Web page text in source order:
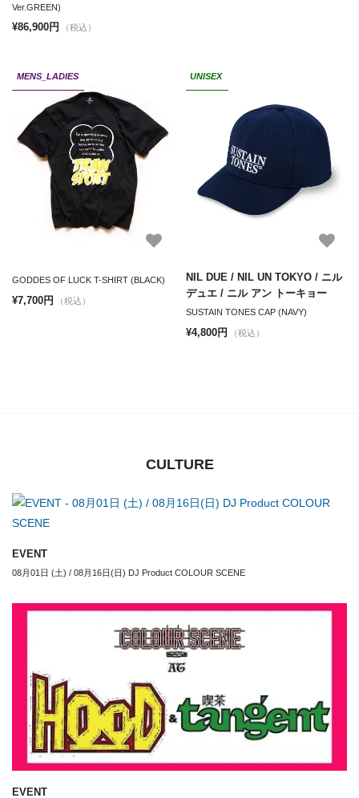
Ver.GREEN)
¥86,900円 （税込）
MENS_LADIES
GODDES OF LUCK T-SHIRT (BLACK)
¥7,700円 （税込）
UNISEX
NIL DUE / NIL UN TOKYO / ニル
デュエ / ニル アン トーキョー
SUSTAIN TONES CAP (NAVY)
¥4,800円 （税込）
CULTURE
EVENT
08月01日 (土) / 08月16日(日) DJ Product COLOUR SCENE
EVENT